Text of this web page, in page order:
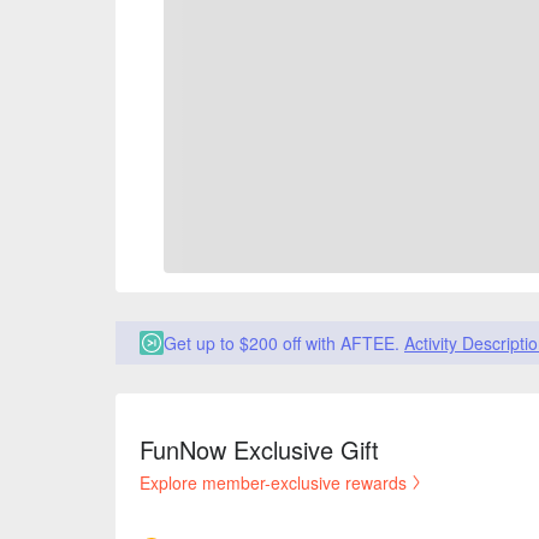
Get up to $200 off with AFTEE. Activity
FunNow Exclusive Gift
Explore member-exclusive rewards